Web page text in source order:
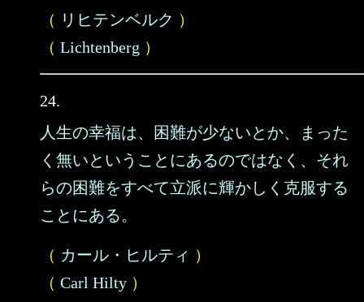
（ リヒテンベルク ）
（ Lichtenberg ）
24.
人生の幸福は、困難が少ないとか、まった
く無いということにあるのではなく、それ
らの困難をすべて立派に輝かしく克服する
ことにある。
（ カール・ヒルティ ）
（ Carl Hilty ）